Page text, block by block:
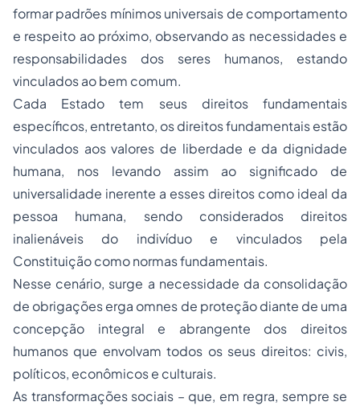
formar padrões mínimos universais de comportamento
e respeito ao próximo, observando as necessidades e
responsabilidades dos seres humanos, estando
vinculados ao bem comum.
Cada Estado tem seus direitos fundamentais
específicos, entretanto, os direitos fundamentais estão
vinculados aos valores de liberdade e da dignidade
humana, nos levando assim ao significado de
universalidade inerente a esses direitos como ideal da
pessoa humana, sendo considerados direitos
inalienáveis do indivíduo e vinculados pela
Constituição como normas fundamentais.
Nesse cenário, surge a necessidade da consolidação
de obrigaçõeserga omnes de proteção diante de uma
concepção integral e abrangente dos direitos
humanos que envolvam todos os seus direitos: civis,
políticos, econômicos e culturais.
As transformações sociais – que, em regra, sempre se